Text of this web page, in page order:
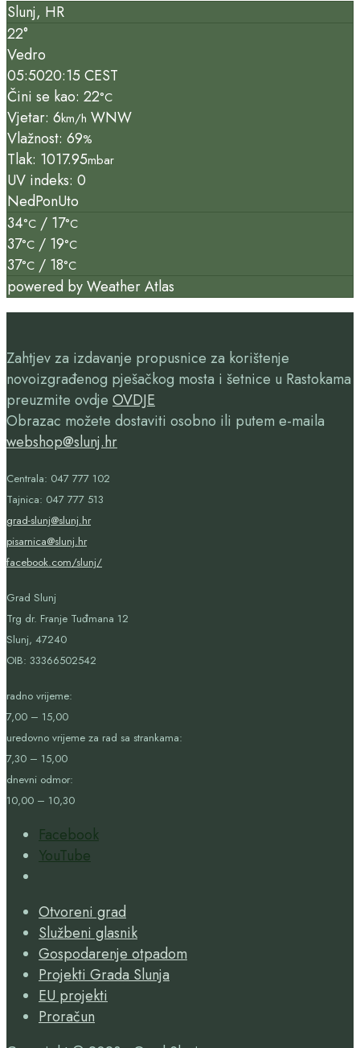
Slunj, HR
22°
Vedro
05:5020:15 CEST
Čini se kao: 22°C
Vjetar: 6km/h WNW
Vlažnost: 69%
Tlak: 1017.95mbar
UV indeks: 0
NedPonUto
34°C / 17°C
37°C / 19°C
37°C / 18°C
powered byWeather Atlas
Zahtjev za izdavanje propusnice za korištenje
novoizgrađenog pješačkog mosta i šetnice u Rastokama
preuzmite ovdje OVDJE
Obrazac možete dostaviti osobno ili putem e-maila
webshop@slunj.hr
Centrala: 047 777 102
Tajnica: 047 777 513
grad-slunj@slunj.hr
pisarnica@slunj.hr
facebook.com/slunj/
Grad Slunj
Trg dr. Franje Tuđmana 12
Slunj, 47240
OIB: 33366502542
radno vrijeme:
7,00 – 15,00
uredovno vrijeme za rad sa strankama:
7,30 – 15,00
dnevni odmor:
10,00 – 10,30
Facebook
YouTube
Window
Otvoreni grad
Službeni glasnik
Gospodarenje otpadom
Projekti Grada Slunja
EU projekti
Proračun